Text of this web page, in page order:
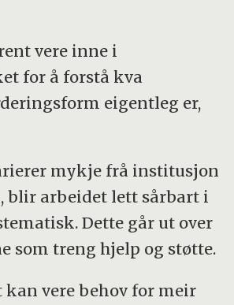
vere inne i
for å forstå kva
eigentleg er,
mykje frå institusjon
arbeidet lett sårbart i
Dette går ut over
som treng hjelp og støtte.
kan vere behov for meir